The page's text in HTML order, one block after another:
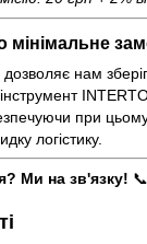
мінімальне
дозволяє нам
при цьому
логістику.
Ми на зв'язку!